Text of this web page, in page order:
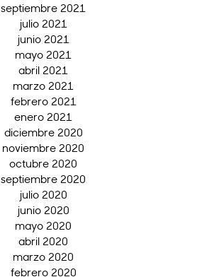
septiembre 2021
julio 2021
junio 2021
mayo 2021
abril 2021
marzo 2021
febrero 2021
enero 2021
diciembre 2020
noviembre 2020
octubre 2020
septiembre 2020
julio 2020
junio 2020
mayo 2020
abril 2020
marzo 2020
febrero 2020